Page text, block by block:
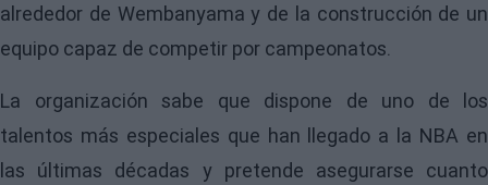
alrededor de Wembanyama y de la construcción de un
equipo capaz de competir por campeonatos.
La organización sabe que dispone de uno de los
talentos más especiales que han llegado a la NBA en
las últimas décadas y pretende asegurarse cuanto